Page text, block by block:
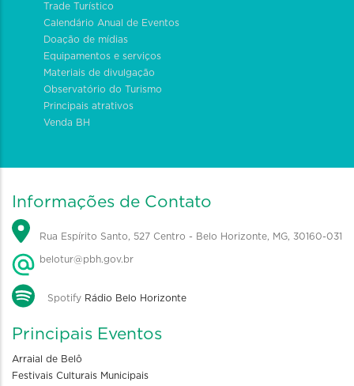
Trade Turístico
Calendário Anual de Eventos
Doação de mídias
Equipamentos e serviços
Materiais de divulgação
Observatório do Turismo
Principais atrativos
Venda BH
Informações de Contato
Rua Espírito Santo, 527 Centro - Belo Horizonte, MG, 30160-031
belotur@pbh.gov.br
Spotify Rádio Belo Horizonte
Principais Eventos
Arraial de Belô
Festivais Culturais Municipais